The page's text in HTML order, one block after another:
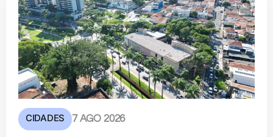
CIDADES 7 AGO 2026